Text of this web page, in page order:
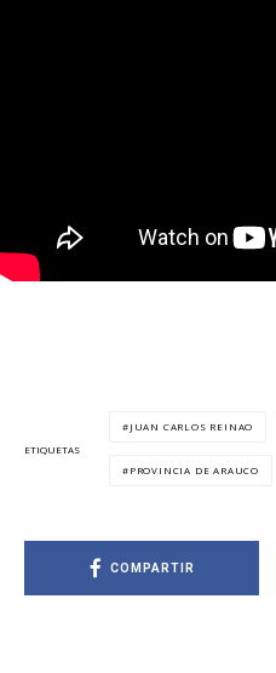
ETIQUETAS
JUAN CARLOS REINAO
PROVINCIA DE ARAUCO
COMPARTIR